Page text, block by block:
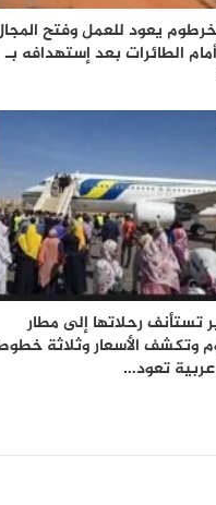
يعود للعمل وفتح
الطائرات بعد إستهدافه بـ
تستأنف رحلاتها إلى مطار
وتكشف الأسعار وثلاثة
تعود…